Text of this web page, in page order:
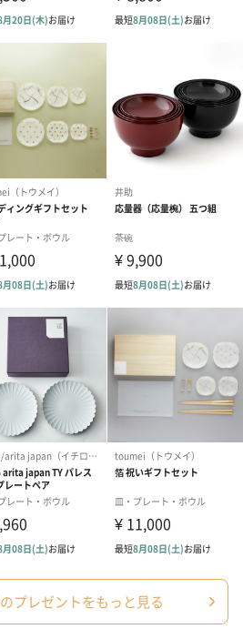
ブドフラワー
ラワー・プリザーブドフラワーを同
合がございます。予めご了承くださ
届けします。
プリザーブドフラワー
（2,580円）
アミュレット
てお届けします。
どのシーンにおすすめです。
テディベア（
プレゼントをもっと見る